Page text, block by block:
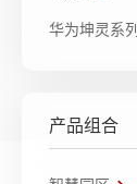
华为坤灵系列
产品组合